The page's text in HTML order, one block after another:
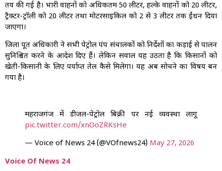
तय की गई है। भारी वाहनों को अधिकतम 50 लीटर, हल्के वाहनों को 20 लीटर,
ट्रैक्टर-ट्रॉली को 20 लीटर तथा मोटरसाइकिल को 2 से 3 लीटर तक ईंधन दिया
जाएगा।
जिला पूर्ति अधिकारी ने सभी पेट्रोल पंप संचालकों को निर्देशों का कड़ाई से पालन
सुनिश्चित करने के आदेश दिए हैं। लेकिन सवाल यह उठता है कि किसानों को
खेती-किसानी के लिए पर्याप्त तेल कैसे मिलेगा। यह अब सोचने का विषय बन
गया है।
महराजगंज में डीजल-पेट्रोल बिक्री पर नई व्यवस्था लागू
pic.twitter.com/xnOoZRKsHe
— Voice of News 24 (@VOfnews24) May 27, 2026
Voice Of News 24